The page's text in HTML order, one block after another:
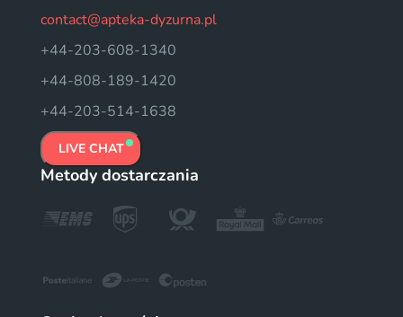
contact@apteka-dyzurna.pl
+44-203-608-1340
+44-808-189-1420
+44-203-514-1638
LIVE CHAT
Metody dostarczania